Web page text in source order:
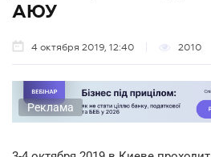
АЮУ
4 октября 2019, 12:40 2010
Реклама